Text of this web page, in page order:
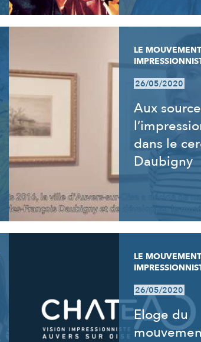
LE MOUVEMENT
26/05/2020
Aux
dans le
Daubigny
LE MOUVEMENT
26/05/2020
Eloge du